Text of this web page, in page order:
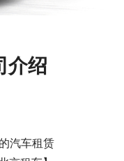
介绍
汽车租赁